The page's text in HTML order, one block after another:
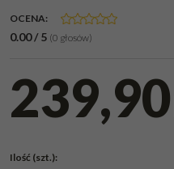
OCENA:
0.00/5 (0 głosów)
239,90
Ilość (szt.):